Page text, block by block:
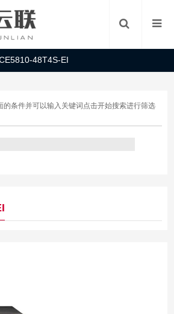
48T4S-EI
的条件并可以输入关键词点击开始搜索进行筛选